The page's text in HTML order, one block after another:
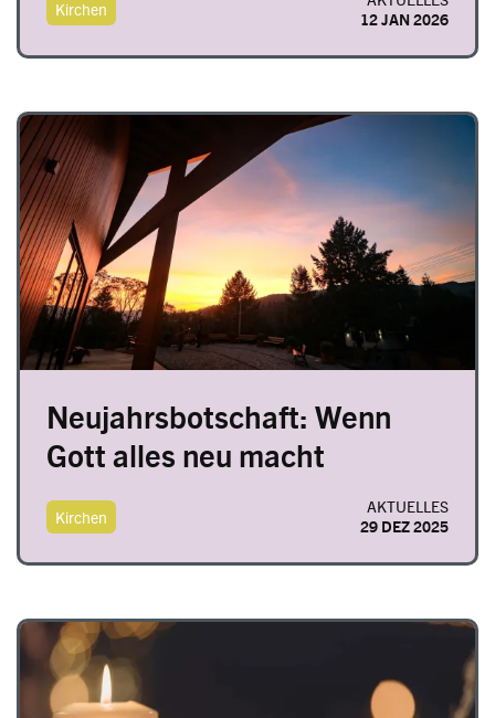
Kirchen
12 JAN 2026
Image
Neujahrsbotschaft: Wenn
Gott alles neu macht
Kirchen
AKTUELLES
29 DEZ 2025
Image